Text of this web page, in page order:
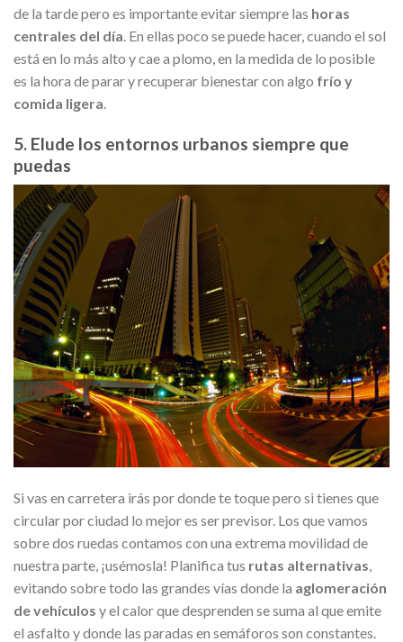
de la tarde pero es importante evitar siempre las horas
centrales del día . En ellas poco se puede hacer, cuando el sol
está en lo más alto y cae a plomo, en la medida de lo posible
es la hora de parar y recuperar bienestar con algo frío y
comida ligera
5. Elude los entornos urbanos siempre que
puedas
Si vas en carretera irás por donde te toque pero si tienes que
circular por ciudad lo mejor es ser previsor. Los que vamos
sobre dos ruedas contamos con una extrema movilidad de
nuestra parte, ¡usémosla! Planifica tus rutas alternativas,
evitando sobre todo las grandes vías donde la aglomeración
de vehículos y el calor que desprenden se suma al que emite
el asfalto y donde las paradas en semáforos son constantes.